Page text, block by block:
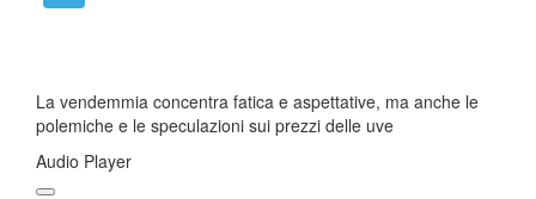
La vendemmia concentra fatica e aspettative, ma anche le
polemiche e le speculazioni sui prezzi delle uve
Audio Player